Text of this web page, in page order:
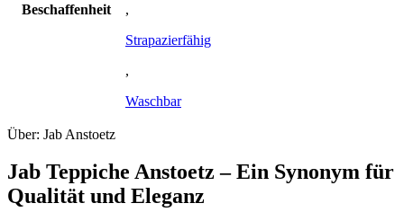
Beschaffenheit
,
Strapazierfähig
,
Waschbar
Über: Jab Anstoetz
Jab Teppiche Anstoetz – Ein Synonym für
Qualität und Eleganz